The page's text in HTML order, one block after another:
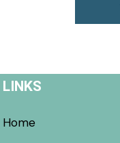
LINKS
Home